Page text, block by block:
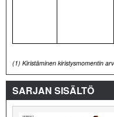
(1) Kiristäminen kiristysmomentin
SARJAN SISÄLTÖ